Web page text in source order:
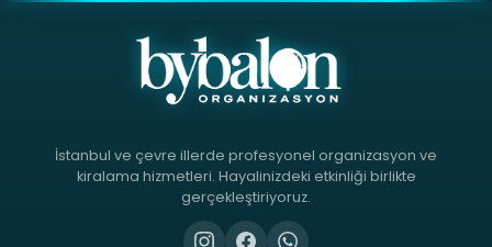
İstanbul ve çevre illerde profesyonel organizasyon ve
kiralama hizmetleri. Hayalinizdeki etkinliği birlikte
gerçekleştiriyoruz.